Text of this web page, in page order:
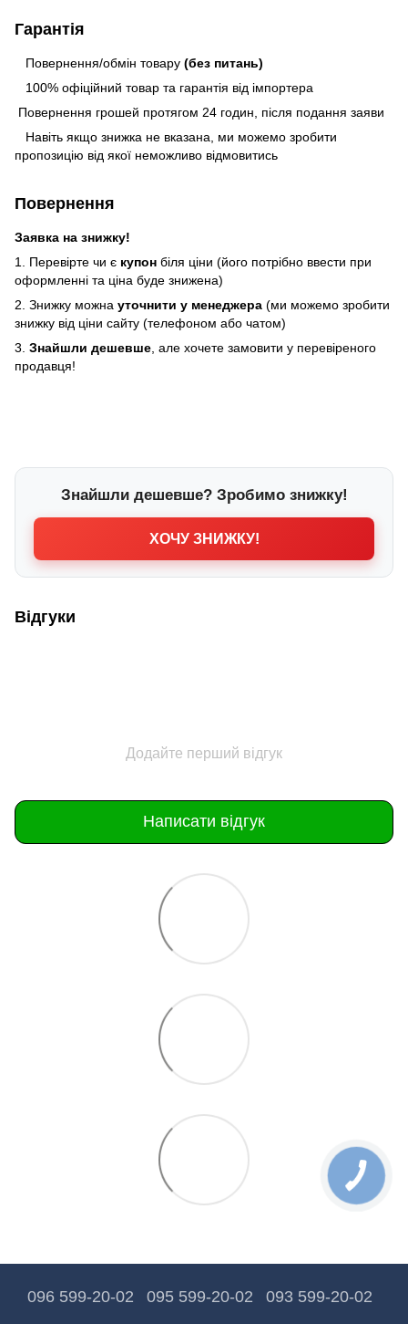
Гарантія
Повернення/обмін товару (без питань)
100% офіційний товар та гарантія від імпортера
Повернення грошей протягом 24 годин, після подання заяви
Навіть якщо знижка не вказана, ми можемо зробити
пропозицію від якої неможливо відмовитись
Повернення
Заявка на знижку!
1. Перевірте чи є купон біля ціни (його потрібно ввести при
оформленні та ціна буде знижена)
2. Знижку можна уточнити у менеджера (ми можемо зробити
знижку від ціни сайту (телефоном або чатом)
3. Знайшли дешевше , але хочете замовити у перевіреного
продавця!
Знайшли дешевше? Зробимо знижку!
ХОЧУ ЗНИЖКУ!
Відгуки
Додайте перший відгук
Написати відгук
096 599-20-02 095 599-20-02 093 599-20-02